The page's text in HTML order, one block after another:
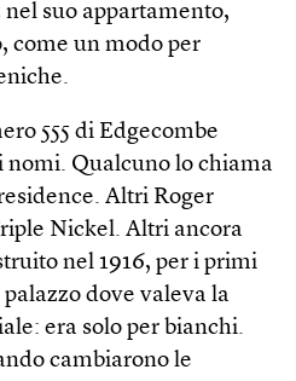
suo appartamento,
come un modo per
555 di Edgecombe
nomi. Qualcuno lo chiama
Altri Roger
Nickel. Altri ancora
nel 1916, per i primi
dove valeva la
era solo per bianchi.
cambiarono le